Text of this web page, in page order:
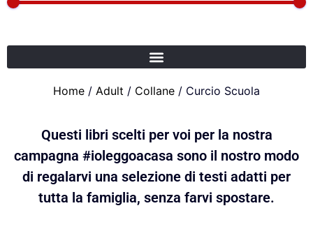
Home / Adult / Collane / Curcio Scuola
Questi libri scelti per voi per la nostra
campagna #ioleggoacasa sono il nostro modo
di regalarvi una selezione di testi adatti per
tutta la famiglia, senza farvi spostare.